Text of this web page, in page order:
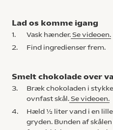
Lad os komme igang
1. Vask hænder. Se videoen.
2.
Find ingredienser frem.
Smelt chokolade over
3.
Bræk chokoladen i
ovnfast skål. Se videoen.
4.
Hæld ½ liter vand i en
gryden. Bunden af